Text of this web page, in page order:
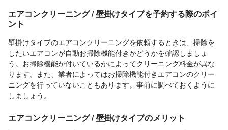
エアコンクリーニング / 壁掛けタイプを予約する際のポイ
ント
壁掛けタイプのエアコンクリーニングを依頼するときは、掃除を
したいエアコンが自動お掃除機能付きかどうかを確認しましょ
う。お掃除機能が付いているかによってクリーニング料金が異な
ります。また、業者によってはお掃除機能付きエアコンのクリー
ニングを行っていないこともあります。事前に調べておくように
しましょう。
エアコンクリーニング / 壁掛けタイプのメリット